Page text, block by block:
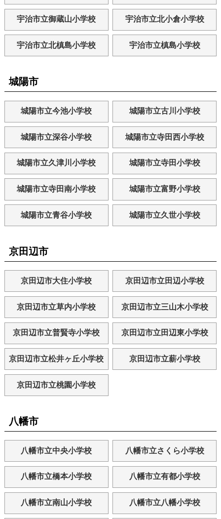
宇治市立御蔵山小学校 宇治市立北小倉小学校
宇治市立北槙島小学校 宇治市立槙島小学校
城陽市
城陽市立今池小学校 城陽市立古川小学校
城陽市立深谷小学校 城陽市立寺田西小学校
城陽市立久津川小学校 城陽市立寺田小学校
城陽市立寺田南小学校 城陽市立富野小学校
城陽市立青谷小学校 城陽市立久世小学校
京田辺市
京田辺市大住小学校 京田辺市立田辺小学校
京田辺市立草内小学校 京田辺市立三山木小学校
京田辺市立普賢寺小学校 京田辺市立田辺東小学校
京田辺市立松井ヶ丘小学校 京田辺市立薪小学校
京田辺市立桃園小学校
八幡市
八幡市立中央小学校 八幡市立さくら小学校
八幡市立橋本小学校 八幡市立有都小学校
八幡市立南山小学校 八幡市立八幡小学校